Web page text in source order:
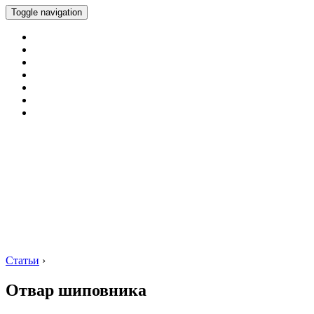
Toggle navigation
Статьи ›
Отвар шиповника